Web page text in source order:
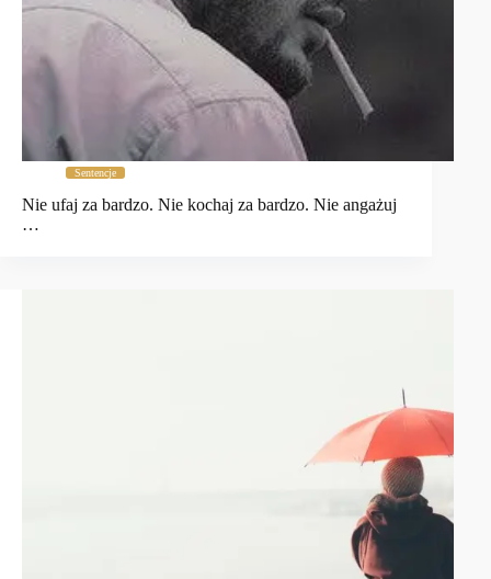
Sentencje
Nie ufaj za bardzo. Nie kochaj za bardzo. Nie angażuj
…